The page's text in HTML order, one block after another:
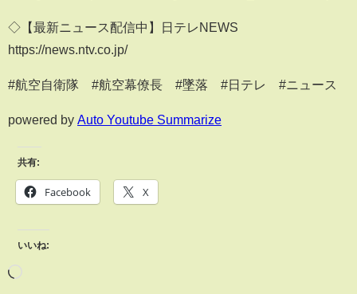
◇【最新ニュース配信中】日テレNEWS
https://news.ntv.co.jp/
#航空自衛隊 #航空幕僚長 #墜落 #日テレ #ニュース
powered by Auto Youtube Summarize
共有:
Facebook X
いいね: